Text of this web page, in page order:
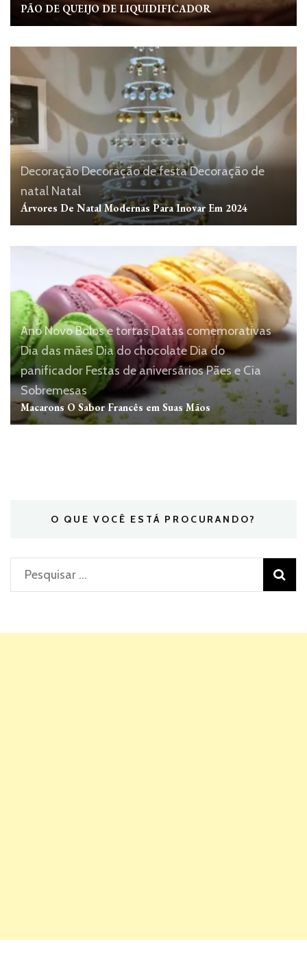
PÃO DE QUEIJO DE LIQUIDIFICADOR
DecoraçãoDecoração de festaDecoração de
natal Natal
Árvores De Natal Modernas Para Inovar Em 2024
Ano NovoBolos e tortasDatas comemorativas
Dia das mãesDia do chocolate Dia do
panificador Festas de aniversáriosPães e Cia
Sobremesas
Macarons O Sabor Francês em Suas Mãos
O QUE VOCÊ ESTÁ PROCURANDO?
Pesquisar
por: